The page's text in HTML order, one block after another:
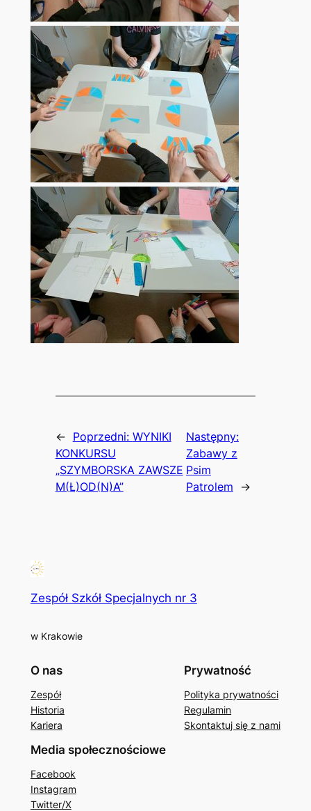
← Poprzedni: WYNIKI
KONKURSU
„SZYMBORSKA ZAWSZE
M(Ł)OD(N)A”
Następny:
Zabawy z
Psim
Patrolem
→
Zespół Szkół Specjalnych nr 3
w Krakowie
O nas
Zespół
Historia
Kariera
Prywatność
Polityka prywatności
Regulamin
Skontaktuj się z nami
Media społecznościowe
Facebook
Instagram
Twitter/X